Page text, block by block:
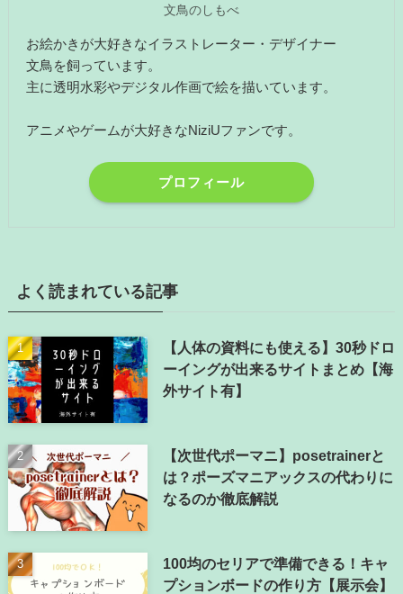
文鳥のしもべ
お絵かきが大好きなイラストレーター・デザイナー
文鳥を飼っています。
主に透明水彩やデジタル作画で絵を描いています。
アニメやゲームが大好きなNiziUファンです。
プロフィール
よく読まれている記事
【人体の資料にも使える】30秒ドロ
ーイングが出来るサイトまとめ【海
外サイト有】
【次世代ポーマニ】posetrainerと
は？ポーズマニアックスの代わりに
なるのか徹底解説
100均のセリアで準備できる！キャ
プションボードの作り方【展示会】